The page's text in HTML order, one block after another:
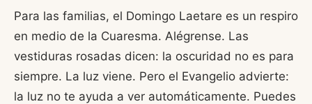
Para las familias, el Domingo Laetare es un respiro
en medio de la Cuaresma. Alégrense. Las
vestiduras rosadas dicen: la oscuridad no es para
siempre. La luz viene. Pero el Evangelio advierte:
la luz no te ayuda a ver automáticamente. Puedes